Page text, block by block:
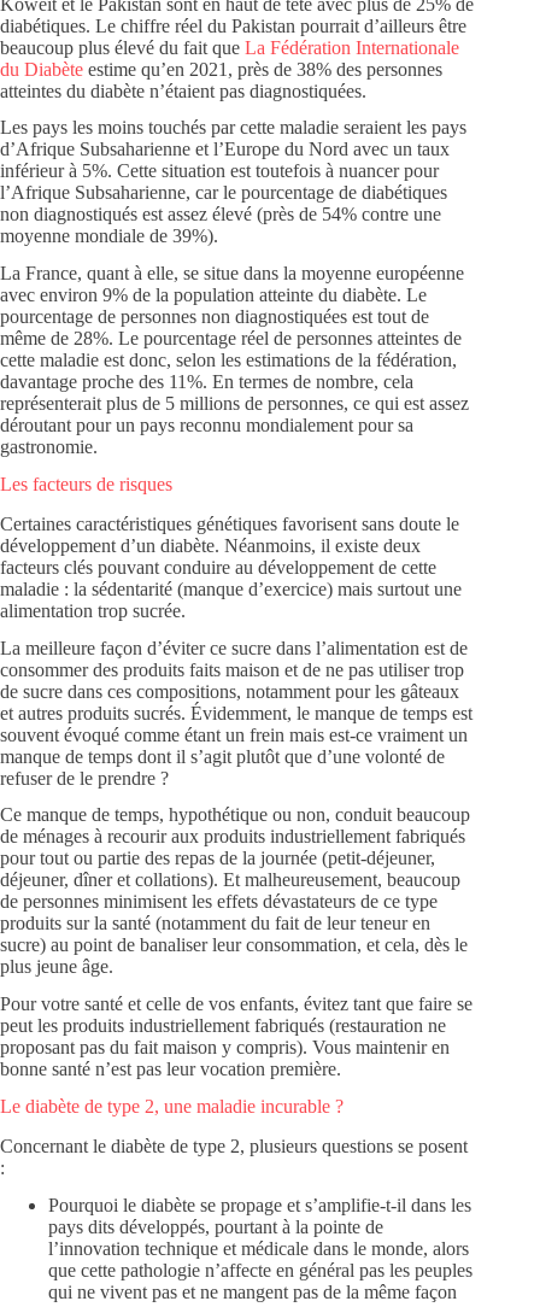
diabétiques. Le chiffre réel du Pakistan pourrait d’ailleurs être
beaucoup plus élevé du fait que La Fédération Internationale
du Diabète estime qu’en 2021, près de 38% des personnes
atteintes du diabète n’étaient pas diagnostiquées.
Les pays les moins touchés par cette maladie seraient les pays
d’Afrique Subsaharienne et l’Europe du Nord avec un taux
inférieur à 5%. Cette situation est toutefois à nuancer pour
l’Afrique Subsaharienne, car le pourcentage de diabétiques
non diagnostiqués est assez élevé (près de 54% contre une
moyenne mondiale de 39%).
La France, quant à elle, se situe dans la moyenne européenne
avec environ 9% de la population atteinte du diabète. Le
pourcentage de personnes non diagnostiquées est tout de
même de 28%. Le pourcentage réel de personnes atteintes de
cette maladie est donc, selon les estimations de la fédération,
davantage proche des 11%. En termes de nombre, cela
représenterait plus de 5 millions de personnes, ce qui est assez
déroutant pour un pays reconnu mondialement pour sa
gastronomie.
Les facteurs de risques
Certaines caractéristiques génétiques favorisent sans doute le
développement d’un diabète. Néanmoins, il existe deux
facteurs clés pouvant conduire au développement de cette
maladie : la sédentarité (manque d’exercice) mais surtout une
alimentation trop sucrée.
La meilleure façon d’éviter ce sucre dans l’alimentation est de
consommer des produits faits maison et de ne pas utiliser trop
de sucre dans ces compositions, notamment pour les gâteaux
et autres produits sucrés. Évidemment, le manque de temps est
souvent évoqué comme étant un frein mais est-ce vraiment un
manque de temps dont il s’agit plutôt que d’une volonté de
refuser de le prendre ?
Ce manque de temps, hypothétique ou non, conduit beaucoup
de ménages à recourir aux produits industriellement fabriqués
pour tout ou partie des repas de la journée (petit-déjeuner,
déjeuner, dîner et collations). Et malheureusement, beaucoup
de personnes minimisent les effets dévastateurs de ce type
produits sur la santé (notamment du fait de leur teneur en
sucre) au point de banaliser leur consommation, et cela, dès le
plus jeune âge.
Pour votre santé et celle de vos enfants, évitez tant que faire se
peut les produits industriellement fabriqués (restauration ne
proposant pas du fait maison y compris). Vous maintenir en
bonne santé n’est pas leur vocation première.
Le diabète de type 2, une maladie incurable ?
Concernant le diabète de type 2, plusieurs questions se posent
:
Pourquoi le diabète se propage et s’amplifie-t-il dans les
pays dits développés, pourtant à la pointe de
l’innovation technique et médicale dans le monde, alors
que cette pathologie n’affecte en général pas les peuples
qui ne vivent pas et ne mangent pas de la même façon